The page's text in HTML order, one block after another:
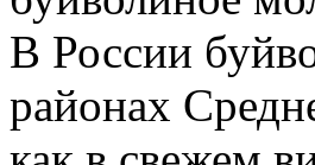
В России
районах